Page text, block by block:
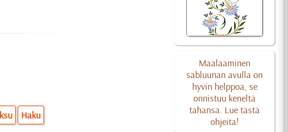
Maalaaminen
sabluunan avulla on
hyvin helppoa, se
onnistuu keneltä
tahansa. Lue tästä
ohjeita!
Haku